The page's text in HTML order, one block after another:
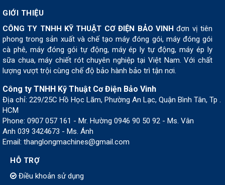
GIỚI THIỆU
CÔNG TY TNHH KỸ THUẬT CƠ ĐIỆN BẢO VINH đơn vị tiên
phong trong sản xuất và chế tạo máy đóng gói, máy đóng gói
cà phê, máy đóng gói tự động, máy ép ly tự động, máy ép ly
sữa chua, máy chiết rót chuyên nghiệp tại Việt Nam. Với chất
lượng vượt trội cùng chế độ bảo hành bảo trì tận nơi.
Công ty TNHH Kỹ Thuật Cơ Điện Bảo Vinh
Địa chỉ: 229/25C Hồ Học Lãm, Phường An Lạc, Quận Bình Tân, Tp .
HCM
Phone: 0907 057 161 - Mr. Hường 0946 90 50 92 - Ms. Vân
Anh 039 3424673 - Ms. Ánh
Email: thanglongmachines@gmail.com
HỖ TRỢ
Điều khoản sử dụng